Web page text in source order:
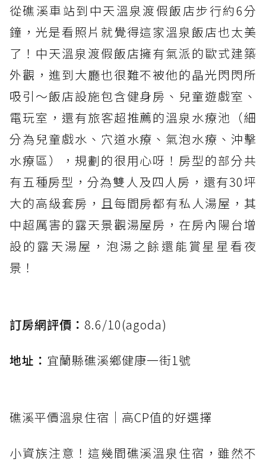
從礁溪車站到中天溫泉渡假飯店步行約6分
鐘，光是看照片就覺得這家溫泉飯店也太美
了！中天溫泉渡假飯店擁有氣派的歐式建築
外觀，進到大廳也很難不被他的晶光閃閃所
吸引～飯店設施包含健身房、兒童遊戲室、
電玩室，還有旅客超推薦的溫泉水療池（細
分為兒童戲水、穴道水療、氣泡水療、沖擊
水療區），規劃的很用心呀！房型的部分共
有五種房型，分為雙人及四人房，還有30坪
大的高級套房，且每間房都有私人湯屋，其
中超厲害的露天景觀湯屋房，在房內陽台增
設的露天湯屋，泡湯之餘還能賞星星看夜
景！
訂房網評價： 8.6/10(agoda)
地址： 宜蘭縣礁溪鄉健康一街1號
礁溪平價溫泉住宿｜高CP值的好選擇
小資族注意！這幾間礁溪溫泉住宿，雖然不